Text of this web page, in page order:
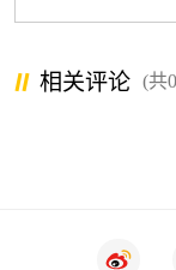
相关评论 (共